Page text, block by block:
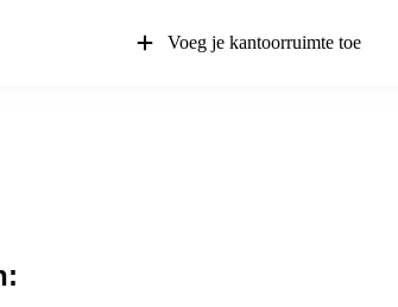
Voeg je kantoorruimte toe